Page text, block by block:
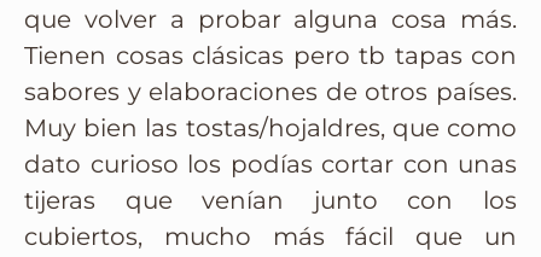
que volver a probar alguna cosa más.
Tienen cosas clásicas pero tb tapas con
sabores y elaboraciones de otros países.
Muy bien las tostas/hojaldres, que como
dato curioso los podías cortar con unas
tijeras que venían junto con los
cubiertos, mucho más fácil que un